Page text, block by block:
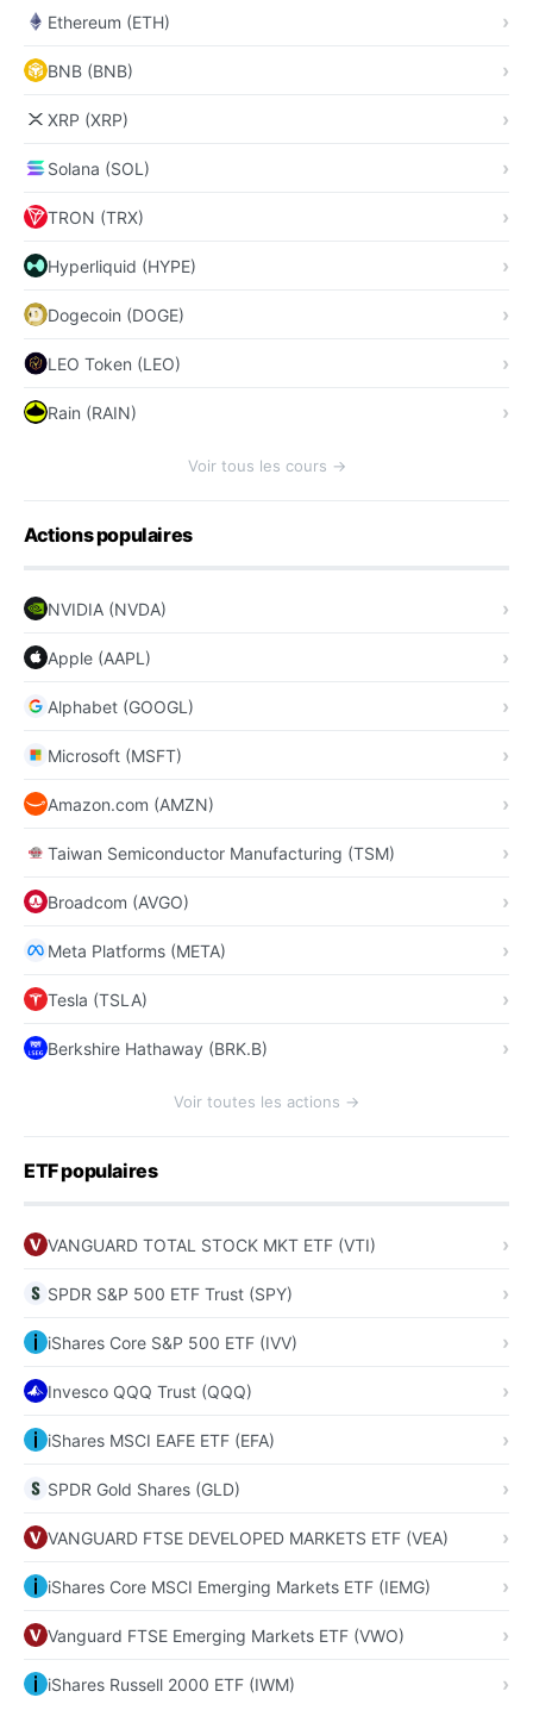
Ethereum (ETH)
BNB (BNB)
XRP (XRP)
Solana (SOL)
TRON (TRX)
Hyperliquid (HYPE)
Dogecoin (DOGE)
LEO Token (LEO)
Rain (RAIN)
Voir tous les cours →
Actions populaires
NVIDIA (NVDA)
Apple (AAPL)
Alphabet (GOOGL)
Microsoft (MSFT)
Amazon.com (AMZN)
Taiwan Semiconductor Manufacturing (TSM)
Broadcom (AVGO)
Meta Platforms (META)
Tesla (TSLA)
Berkshire Hathaway (BRK.B)
Voir toutes les actions →
ETF populaires
VANGUARD TOTAL STOCK MKT ETF (VTI)
SPDR S&P 500 ETF Trust (SPY)
iShares Core S&P 500 ETF (IVV)
Invesco QQQ Trust (QQQ)
iShares MSCI EAFE ETF (EFA)
SPDR Gold Shares (GLD)
VANGUARD FTSE DEVELOPED MARKETS ETF (VEA)
iShares Core MSCI Emerging Markets ETF (IEMG)
Vanguard FTSE Emerging Markets ETF (VWO)
iShares Russell 2000 ETF (IWM)